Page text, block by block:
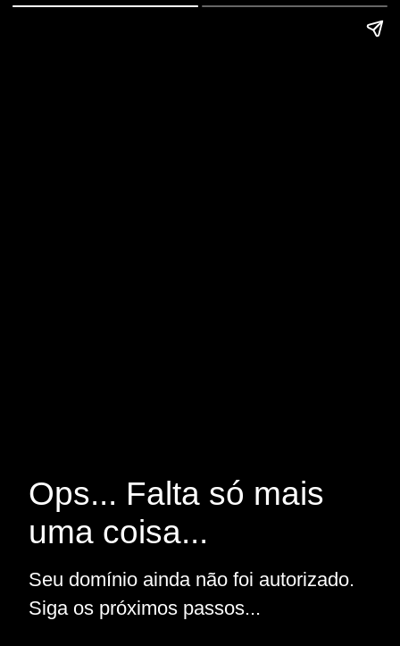
Ops... Falta só mais
uma coisa...
Seu domínio ainda não foi autorizado.
Siga os próximos passos...